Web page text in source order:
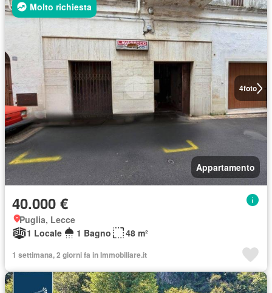
4foto
Molto richiesta
Appartamento
40.000 €
Puglia, Lecce
1 Locale
1 Bagno 48 m²
1 settimana, 2 giorni fa in Immobiliare.it